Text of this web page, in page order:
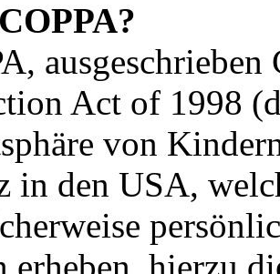
Act of 1998
von
in den USA,